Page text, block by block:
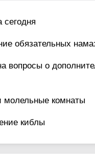
сегодня
обязательных
вопросы о
молельные комнаты
киблы